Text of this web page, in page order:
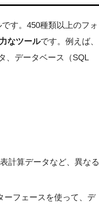
す。450種類以上のフォ
なツールです。例えば、
、データベース（SQL
計算データなど、異なる
ーフェースを使って、デ